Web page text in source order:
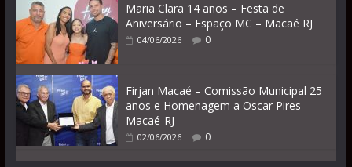
Maria Clara 14 anos – Festa de
Aniversário – Espaço MC – Macaé RJ
04/06/2026 0
Firjan Macaé – Comissão Municipal 25
anos e Homenagem a Oscar Pires –
Macaé-RJ
02/06/2026 0